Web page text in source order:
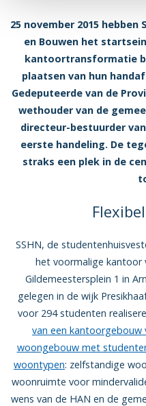
25 november 2015 hebben
en Bouwen het
kantoortransformatie
plaatsen van hun
Gedeputeerde van de
wethouder van de
directeur-bestuurder
eerste handeling. De
straks een plek in de
SSHN, de
het voormalige kantoor
Gildemeestersplein 1 in
gelegen in de wijk
voor 294 studenten
van een kantoorgebouw
woongebouw met
woontypen: zelfstandige
woonruimte voor
wens van de HAN en de